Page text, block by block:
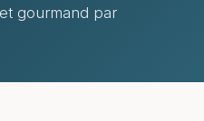
gourmand par